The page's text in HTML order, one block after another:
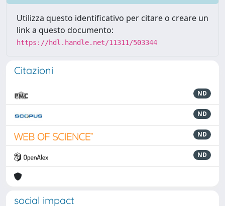
Utilizza questo identificativo per citare o creare un
link a questo documento:
https://hdl.handle.net/11311/503344
Citazioni
ND
ND
ND
ND
social impact